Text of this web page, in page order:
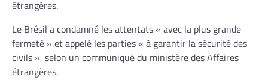
étrangères.
Le Brésil a condamné les attentats « avec la plus grande
fermeté » et appelé les parties « à garantir la sécurité des
civils », selon un communiqué du ministère des Affaires
étrangères.